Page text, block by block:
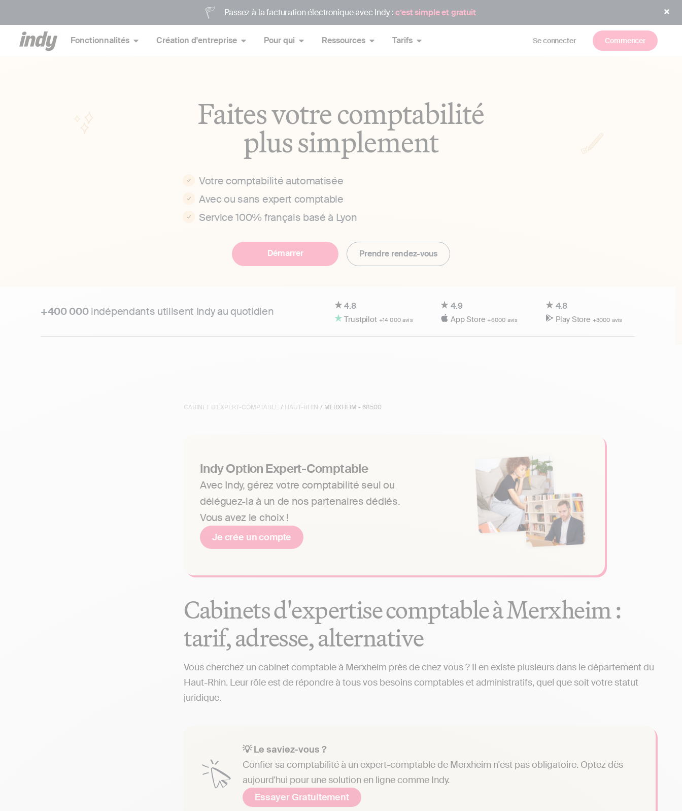
Passez à la facturation électronique avec Indy :c’est simple et gratuit
Fonctionnalités Création d'entreprise Pour qui Ressources Tarifs Se connecter Commencer
Faites votre comptabilité
plus simplement
Votre comptabilité automatisée
Avec ou sans expert comptable
Service 100% français basé à Lyon
Démarrer Prendre rendez-vous
+400 000indépendants utilisent Indy au quotidien 4.8
Trustpilot +14 000 avis
4.9
App Store+6000 avis
4.8
Play Store +3000 avis
CABINET D'EXPERT-COMPTABLE / HAUT-RHIN / MERXHEIM - 68500
Indy Option Expert-Comptable
Avec Indy, gérez votre comptabilité seul ou
déléguez-la à un de nos partenaires dédiés.
Vous avez le choix !
Je crée un compte
Cabinets d'expertise comptable à Merxheim :
tarif, adresse, alternative
Vous cherchez un cabinet comptable à Merxheim près de chez vous ? Il en existe plusieurs dans le département du
Haut-Rhin. Leur rôle est de répondre à tous vos besoins comptables et administratifs, quel que soit votre statut
juridique.
💡 Le saviez-vous ?
Confier sa comptabilité à un expert-comptable de Merxheim n'est pas obligatoire. Optez dès
aujourd'hui pour une solution en ligne comme Indy.
Essayer Gratuitement